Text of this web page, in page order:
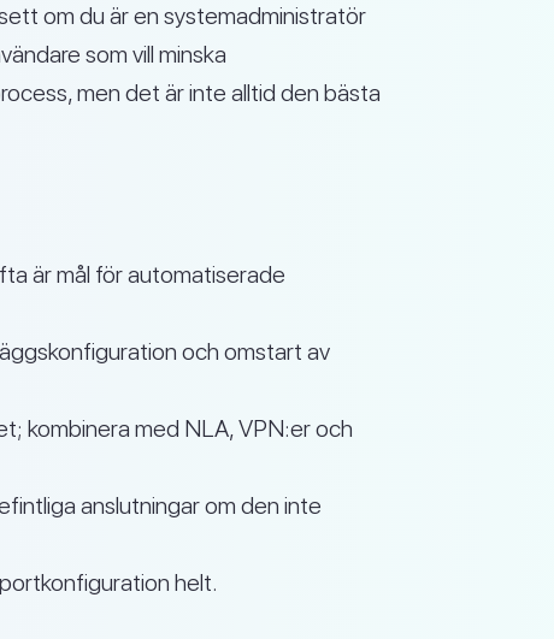
om du är en systemadministratör
som vill minska
men det är inte alltid den bästa
är mål för automatiserade
och omstart av
kombinera med NLA, VPN:er och
anslutningar om den inte
helt.